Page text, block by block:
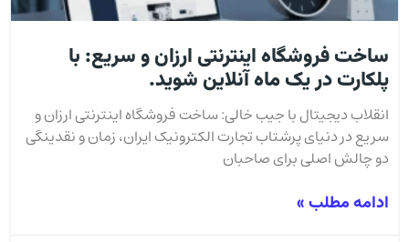
ساخت فروشگاه اینترنتی ارزان و سریع: با
پلکارت در یک ماه آنلاین شوید.
انقلاب دیجیتال با جیب خالی: ساخت فروشگاه اینترنتی ارزان و
سریع در دنیای پرشتاب تجارت الکترونیک ایران، زمان و نقدینگی
دو چالش اصلی برای صاحبان
ادامه مطلب »